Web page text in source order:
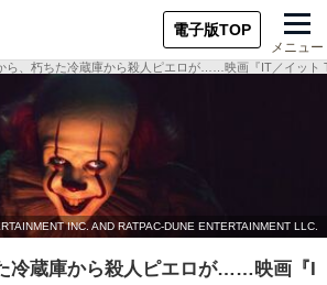
電子版TOP
メニュー
ら、朽ちた冷蔵庫から殺人ピエロが……映画『IT／イット
冷蔵庫から殺人ピエロが……映画『I